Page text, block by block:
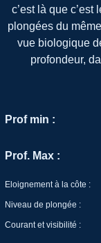
c’est là que
plongées du
vue biologique
profondeur,
Prof min :
Prof. Max :
Eloignement à la côte :
Niveau de plongée :
Courant et visibilité :